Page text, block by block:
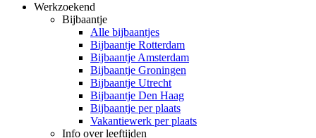
Werkzoekend
Bijbaantje
Alle bijbaantjes
Bijbaantje Rotterdam
Bijbaantje Amsterdam
Bijbaantje Groningen
Bijbaantje Utrecht
Bijbaantje Den Haag
Bijbaantje per plaats
Vakantiewerk per plaats
Info over leeftijden